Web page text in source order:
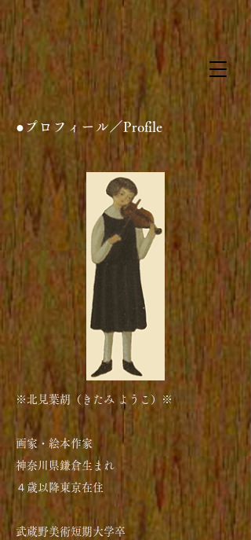
●プロフィール／Profile
※北見葉胡（きたみ ようこ）※
画家・絵本作家
神奈川県鎌倉生まれ
４歳以降東京在住
武蔵野美術短期大学卒